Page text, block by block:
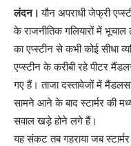
लंदन।यौन अपराधी जेफ्री
के राजनीतिक गलियारों में भूचाल
का एप्स्टीन से कभी कोई सीधा
एप्स्टीन के करीबी रहे पीटर
गए हैं। ताजा दस्तावेजों में
सामने आने के बाद स्टार्मर की
सवाल खड़े होने लगे हैं।
यह संकट तब गहराया जब